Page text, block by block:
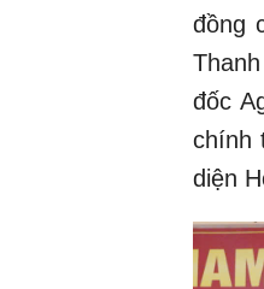
đồng
đốc
chính
diện